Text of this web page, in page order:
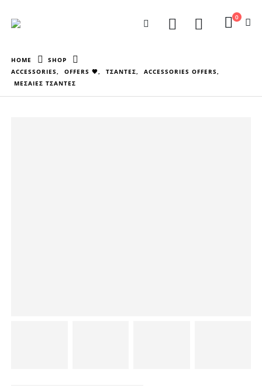
0
HOME
SHOP
ACCESSORIES, OFFERS 🖤, ΤΣΑΝΤΕΣ, ACCESSORIES OFFERS,
ΜΕΣΑΙΕΣ ΤΣΑΝΤΕΣ